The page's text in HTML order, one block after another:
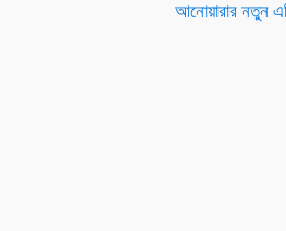
আনোয়ারার নতুন